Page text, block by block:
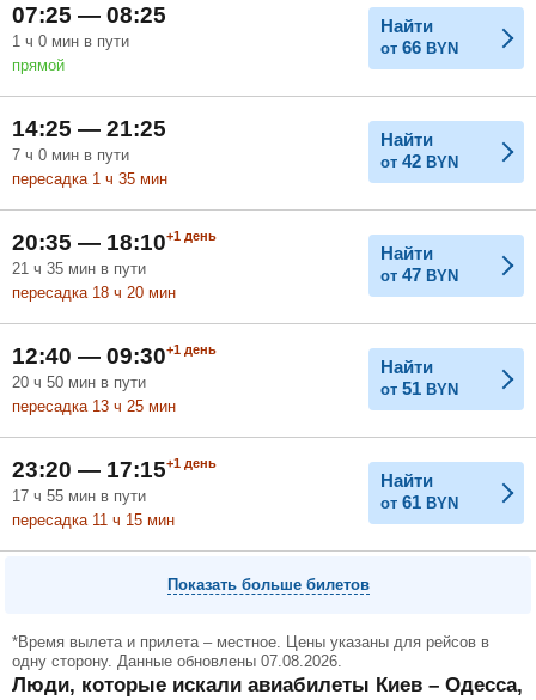
07:25 — 08:25
1 ч 0 мин в пути
прямой
Найти
от 66 BYN
14:25 — 21:25
7 ч 0 мин в пути
пересадка 1 ч 35 мин
Найти
от 42 BYN
20:35 — 18:10+1 день
21 ч 35 мин в пути
пересадка 18 ч 20 мин
Найти
от 47 BYN
12:40 — 09:30+1 день
20 ч 50 мин в пути
пересадка 13 ч 25 мин
Найти
от 51 BYN
23:20 — 17:15+1 день
17 ч 55 мин в пути
пересадка 11 ч 15 мин
Найти
от 61 BYN
Показать больше билетов
*Время вылета и прилета – местное. Цены указаны для рейсов в
одну сторону. Данные обновлены 07.08.2026.
Люди, которые искали авиабилеты Киев – Одесса,